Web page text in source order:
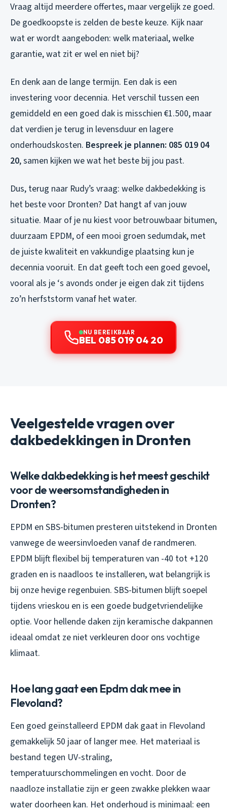
Vraag altijd meerdere offertes, maar vergelijk ze goed.
De goedkoopste is zelden de beste keuze. Kijk naar
wat er wordt aangeboden: welk materiaal, welke
garantie, wat zit er wel en niet bij?
En denk aan de lange termijn. Een dak is een
investering voor decennia. Het verschil tussen een
gemiddeld en een goed dak is misschien €1.500, maar
dat verdien je terug in levensduur en lagere
onderhoudskosten. Bespreek je plannen: 085 019 04
20, samen kijken we wat het beste bij jou past.
Dus, terug naar Rudy’s vraag: welke dakbedekking is
het beste voor Dronten? Dat hangt af van jouw
situatie. Maar of je nu kiest voor betrouwbaar bitumen,
duurzaam EPDM, of een mooi groen sedumdak, met
de juiste kwaliteit en vakkundige plaatsing kun je
decennia vooruit. En dat geeft toch een goed gevoel,
vooral als je ‘s avonds onder je eigen dak zit tijdens
zo’n herfststorm vanaf het water.
NU BEREIKBAAR
BEL 085 019 04 20
Veelgestelde vragen over
dakbedekkingen in Dronten
Welke dakbedekking is het meest geschikt
voor de weersomstandigheden in
Dronten?
EPDM en SBS-bitumen presteren uitstekend in Dronten
vanwege de weersinvloeden vanaf de randmeren.
EPDM blijft flexibel bij temperaturen van -40 tot +120
graden en is naadloos te installeren, wat belangrijk is
bij onze hevige regenbuien. SBS-bitumen blijft soepel
tijdens vrieskou en is een goede budgetvriendelijke
optie. Voor hellende daken zijn keramische dakpannen
ideaal omdat ze niet verkleuren door ons vochtige
klimaat.
Hoe lang gaat een Epdm dak mee in
Flevoland?
Een goed geïnstalleerd EPDM dak gaat in Flevoland
gemakkelijk 50 jaar of langer mee. Het materiaal is
bestand tegen UV-straling,
temperatuurschommelingen en vocht. Door de
naadloze installatie zijn er geen zwakke plekken waar
water doorheen kan. Het onderhoud is minimaal: een